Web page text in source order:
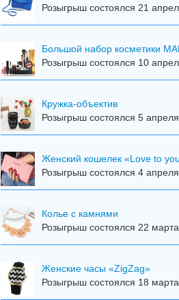
Розыгрыш состоялся 21
Большой набор косметики
Розыгрыш состоялся 10
Кружка-объектив
Розыгрыш состоялся 5
Женский кошелек «Love to
Розыгрыш состоялся 4
Колье с камнями
Розыгрыш состоялся 22
Женские часы «ZigZag»
Розыгрыш состоялся 18